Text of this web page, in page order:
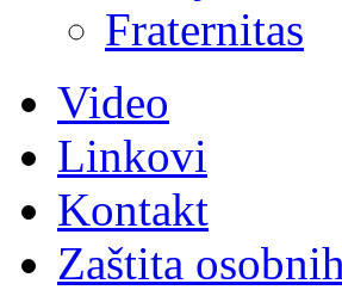
Fraternitas
Video
Linkovi
Kontakt
Zaštita